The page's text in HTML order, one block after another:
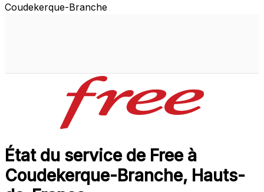
Coudekerque-Branche
État du service de Free à
Coudekerque-Branche, Hauts-